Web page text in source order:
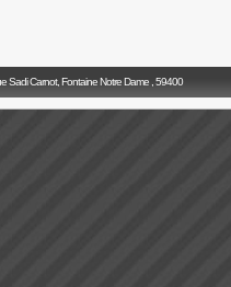
Sadi Carnot, Fontaine Notre Dame , 59400